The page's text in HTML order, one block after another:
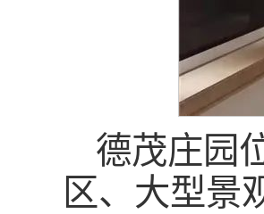
德茂庄园
区、大型景